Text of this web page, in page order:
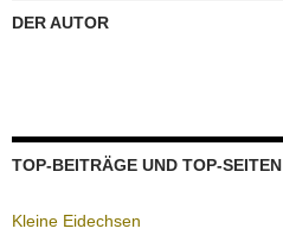
DER AUTOR
TOP-BEITRÄGE UND TOP-SEITEN
Kleine Eidechsen